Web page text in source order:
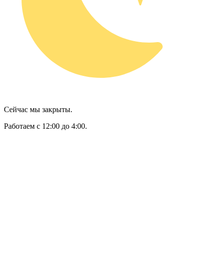
Сейчас мы закрыты.
Работаем с 12:00 до 4:00.